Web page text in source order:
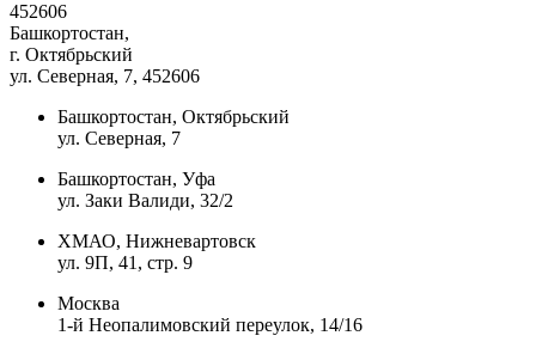
452606
Башкортостан,
г. Октябрьский
ул. Северная, 7, 452606
Башкортостан, Октябрьский
ул. Северная, 7
Башкортостан, Уфа
ул. Заки Валиди, 32/2
ХМАО, Нижневартовск
ул. 9П, 41, стр. 9
Москва
1-й Неопалимовский переулок, 14/16